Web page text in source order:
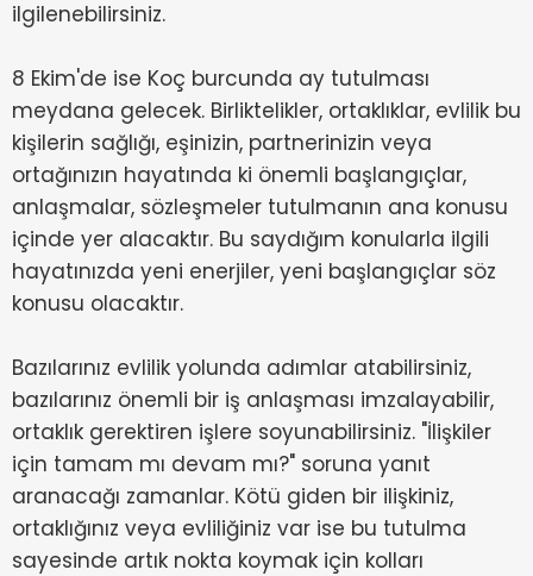
ilgilenebilirsiniz.
8 Ekim'de ise Koç burcunda ay tutulması
meydana gelecek. Birliktelikler, ortaklıklar, evlilik bu
kişilerin sağlığı, eşinizin, partnerinizin veya
ortağınızın hayatında ki önemli başlangıçlar,
anlaşmalar, sözleşmeler tutulmanın ana konusu
içinde yer alacaktır. Bu saydığım konularla ilgili
hayatınızda yeni enerjiler, yeni başlangıçlar söz
konusu olacaktır.
Bazılarınız evlilik yolunda adımlar atabilirsiniz,
bazılarınız önemli bir iş anlaşması imzalayabilir,
ortaklık gerektiren işlere soyunabilirsiniz. "İlişkiler
için tamam mı devam mı?" soruna yanıt
aranacağı zamanlar. Kötü giden bir ilişkiniz,
ortaklığınız veya evliliğiniz var ise bu tutulma
sayesinde artık nokta koymak için kolları